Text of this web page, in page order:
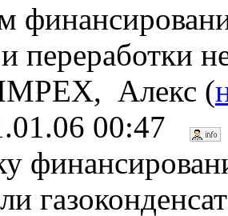
переработки
Алекс (
00:47